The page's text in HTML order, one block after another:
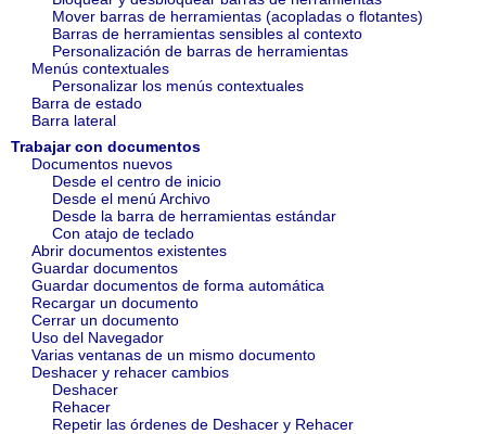
Mover barras de herramientas (acopladas o flotantes)
Barras de herramientas sensibles al contexto
Personalización de barras de herramientas
Menús contextuales
Personalizar los menús contextuales
Barra de estado
Barra lateral
Trabajar con documentos
Documentos nuevos
Desde el centro de inicio
Desde el menú Archivo
Desde la barra de herramientas estándar
Con atajo de teclado
Abrir documentos existentes
Guardar documentos
Guardar documentos de forma automática
Recargar un documento
Cerrar un documento
Uso del Navegador
Varias ventanas de un mismo documento
Deshacer y rehacer cambios
Deshacer
Rehacer
Repetir las órdenes de Deshacer y Rehacer